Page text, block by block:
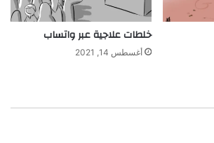
خلطات علاجية عبر واتساب
أغسطس 14, 2021